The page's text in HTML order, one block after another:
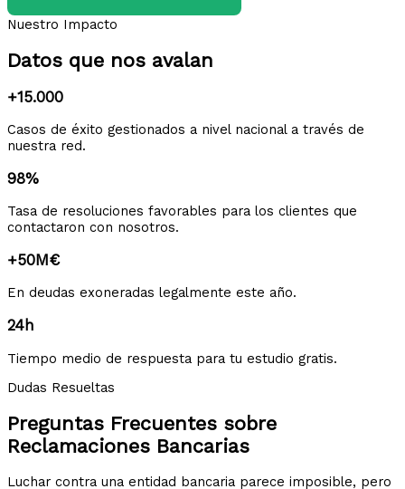
Nuestro Impacto
Datos que nos avalan
+15.000
Casos de éxito gestionados a nivel nacional a través de
nuestra red.
98%
Tasa de resoluciones favorables para los clientes que
contactaron con nosotros.
+50M€
En deudas exoneradas legalmente este año.
24h
Tiempo medio de respuesta para tu estudio gratis.
Dudas Resueltas
Preguntas Frecuentes sobre
Reclamaciones Bancarias
Luchar contra una entidad bancaria parece imposible, pero